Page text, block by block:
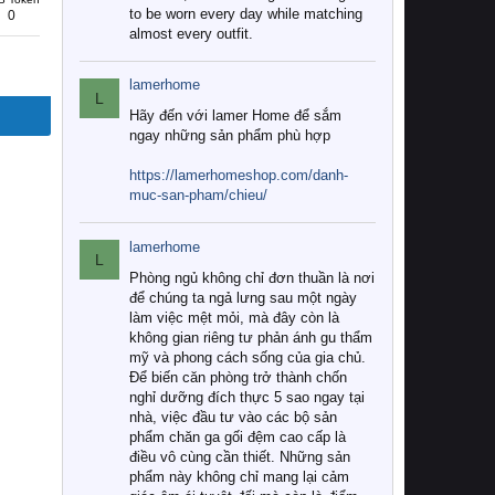
0
to be worn every day while matching
almost every outfit.
L
lamerhome
Hãy đến với lamer Home để sắm
ngay những sản phẩm phù hợp
https://lamerhomeshop.com/danh-
muc-san-pham/chieu/
L
lamerhome
Phòng ngủ không chỉ đơn thuần là nơi
để chúng ta ngả lưng sau một ngày
làm việc mệt mỏi, mà đây còn là
không gian riêng tư phản ánh gu thẩm
mỹ và phong cách sống của gia chủ.
Để biến căn phòng trở thành chốn
nghỉ dưỡng đích thực 5 sao ngay tại
nhà, việc đầu tư vào các bộ sản
phẩm chăn ga gối đệm cao cấp là
điều vô cùng cần thiết. Những sản
phẩm này không chỉ mang lại cảm